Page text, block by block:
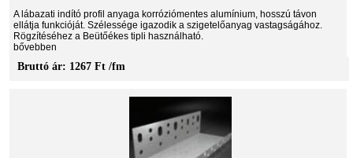
A lábazati indító profil anyaga korróziómentes alumínium, hosszú távon
ellátja funkcióját. Szélessége igazodik a szigetelőanyag vastagságához.
Rögzítéséhez a Beütőékes tipli használható.
bővebben
Bruttó ár: 1267 Ft /fm